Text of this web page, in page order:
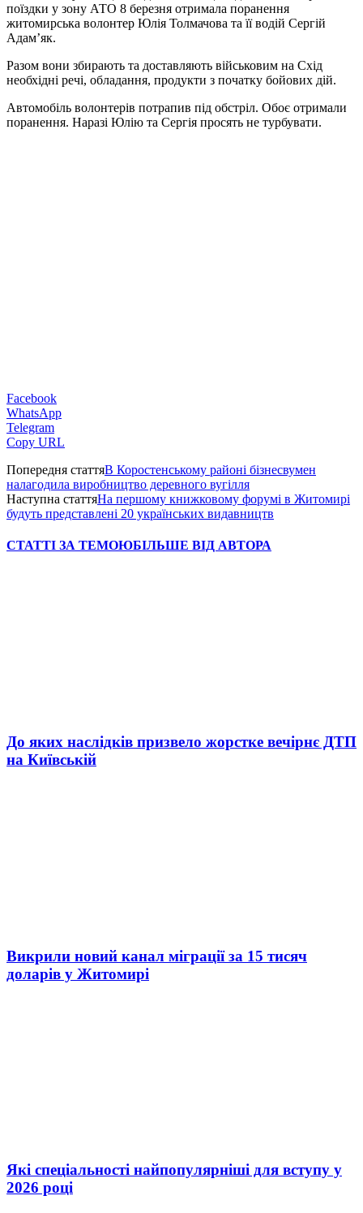
поїздки у зону АТО 8 березня отримала поранення
житомирська волонтер Юлія Толмачова та її водій Сергій
Адам’як.
Разом вони збирають та доставляють військовим на Схід
необхідні речі, обладання, продукти з початку бойових дій.
Автомобіль волонтерів потрапив під обстріл. Обоє отримали
поранення. Наразі Юлію та Сергія просять не турбувати.
Facebook
WhatsApp
Telegram
Copy URL
Попередня статтяВ Коростенському районі бізнесвумен
налагодила виробництво деревного вугілля
Наступна статтяНа першому книжковому форумі в Житомирі
будуть представлені 20 українських видавництв
СТАТТІ ЗА ТЕМОЮБІЛЬШЕ ВІД АВТОРА
До яких наслідків призвело жорстке вечірнє ДТП
на Київській
Викрили новий канал міграції за 15 тисяч
доларів у Житомирі
Які спеціальності найпопулярніші для вступу у
2026 році